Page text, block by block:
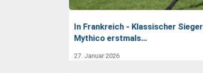
In Frankreich - Klassischer Sieger
Mythico erstmals…
27. Januar 2026